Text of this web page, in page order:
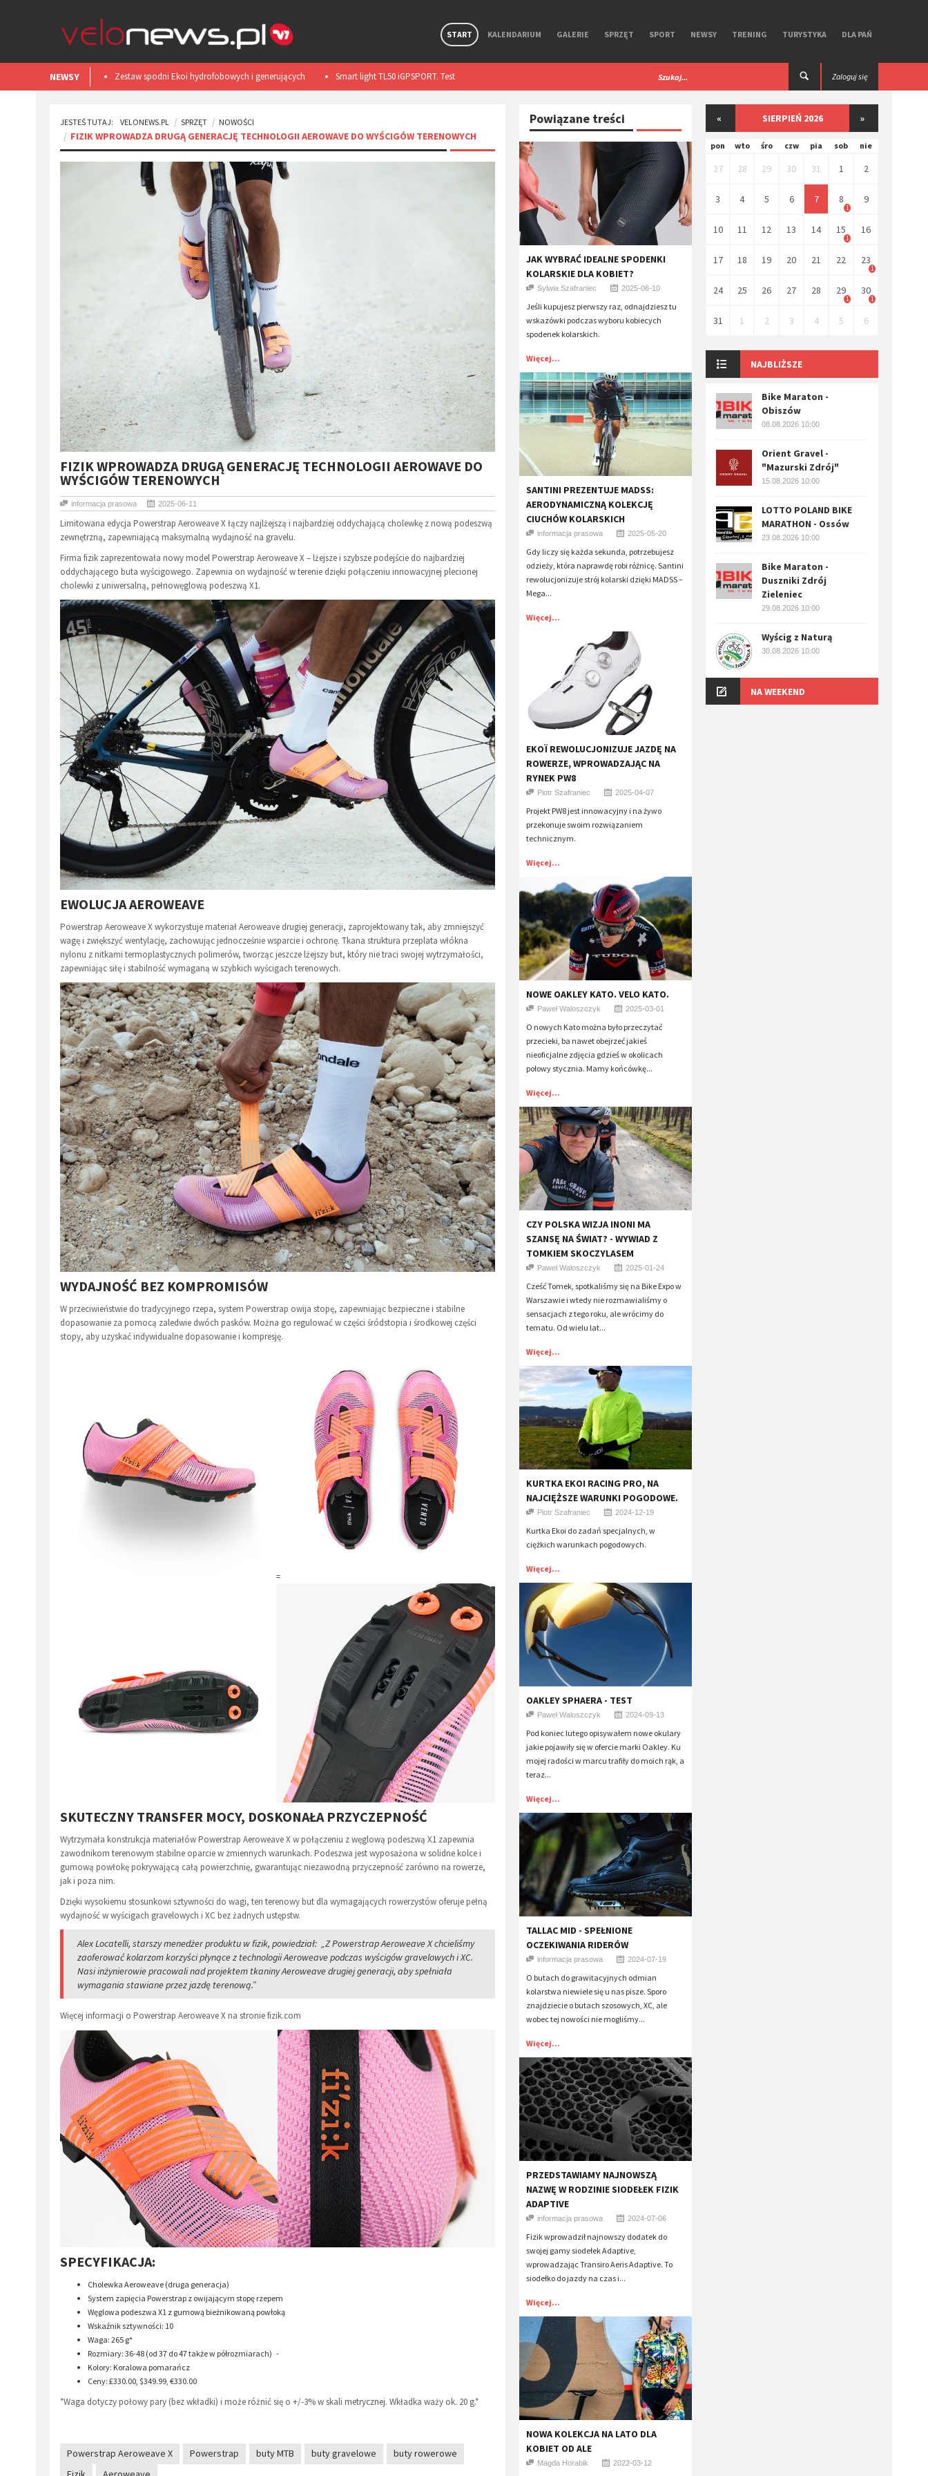
START KALENDARIUM GALERIE SPRZĘT SPORT NEWSY TRENING TURYSTYKA DLA PAŃ
NEWSY Smart light TL50 iGPSPORT. Test
Premierowy, symbiotyczny zestaw R Aero i Aerolite od
Ekoi.
Wolfpack Gravel Super Speed. Test
​Unbound Gravel 2026. Miłość i
Kansas.
Zaloguj się
JESTEŚ TUTAJ: VELONEWS.PL SPRZĘT NOWOŚCI
FIZIK WPROWADZA DRUGĄ GENERACJĘ TECHNOLOGII AEROWAVE DO WYŚCIGÓW TERENOWYCH
FIZIK WPROWADZA DRUGĄ GENERACJĘ TECHNOLOGII AEROWAVE DO
WYŚCIGÓW TERENOWYCH
informacja prasowa 2025-06-11
Limitowana edycja Powerstrap Aeroweave X łączy najlżejszą i najbardziej oddychającą cholewkę z nową podeszwą
zewnętrzną, zapewniającą maksymalną wydajność na gravelu.
Firma fizik zaprezentowała nowy model Powerstrap Aeroweave X – lżejsze i szybsze podejście do najbardziej
oddychającego buta wyścigowego. Zapewnia on wydajność w terenie dzięki połączeniu innowacyjnej plecionej
cholewki z uniwersalną, pełnowęglową podeszwą X1.
EWOLUCJA AEROWEAVE
Powerstrap Aeroweave X wykorzystuje materiał Aeroweave drugiej generacji, zaprojektowany tak, aby zmniejszyć
wagę i zwiększyć wentylację, zachowując jednocześnie wsparcie i ochronę. Tkana struktura przeplata włókna
nylonu z nitkami termoplastycznych polimerów, tworząc jeszcze lżejszy but, który nie traci swojej wytrzymałości,
zapewniając siłę i stabilność wymaganą w szybkich wyścigach terenowych.
WYDAJNOŚĆ BEZ KOMPROMISÓW
W przeciwieństwie do tradycyjnego rzepa, system Powerstrap owija stopę, zapewniając bezpieczne i stabilne
dopasowanie za pomocą zaledwie dwóch pasków. Można go regulować w części śródstopia i środkowej części
stopy, aby uzyskać indywidualne dopasowanie i kompresję.
=
SKUTECZNY TRANSFER MOCY, DOSKONAŁA PRZYCZEPNOŚĆ
Wytrzymała konstrukcja materiałów Powerstrap Aeroweave X w połączeniu z węglową podeszwą X1 zapewnia
zawodnikom terenowym stabilne oparcie w zmiennych warunkach. Podeszwa jest wyposażona w solidne kolce i
gumową powłokę pokrywającą całą powierzchnię, gwarantując niezawodną przyczepność zarówno na rowerze,
jak i poza nim.
Dzięki wysokiemu stosunkowi sztywności do wagi, ten terenowy but dla wymagających rowerzystów oferuje pełną
wydajność w wyścigach gravelowych i XC bez żadnych ustępstw.
Alex Locatelli, starszy menedżer produktu w fizik, powiedział: „Z Powerstrap Aeroweave X chcieliśmy
zaoferować kolarzom korzyści płynące z technologii Aeroweave podczas wyścigów gravelowych i XC.
Nasi inżynierowie pracowali nad projektem tkaniny Aeroweave drugiej generacji, aby spełniała
wymagania stawiane przez jazdę terenową.”
Więcej informacji o Powerstrap Aeroweave X na stronie fizik.com
SPECYFIKACJA:
Cholewka Aeroweave (druga generacja)
System zapięcia Powerstrap z owijającym stopę rzepem
Węglowa podeszwa X1 z gumową bieżnikowaną powłoką
Wskaźnik sztywności: 10
Waga: 265 g*
Rozmiary: 36-48 (od 37 do 47 także w półrozmiarach) -
Kolory: Koralowa pomarańcz
Ceny: £330.00, $349.99, €330.00
*Waga dotyczy połowy pary (bez wkładki) i może różnić się o +/-3% w skali metrycznej. Wkładka waży ok. 20 g.*
Powerstrap Aeroweave X Powerstrap buty MTB buty gravelowe
buty rowerowe
Powiązane treści
​JAK WYBRAĆ IDEALNE SPODENKI
KOLARSKIE DLA KOBIET?
Sylwia Szafraniec 2025-06-10
Jeśli kupujesz pierwszy raz, odnajdziesz tu
wskazówki podczas wyboru kobiecych
spodenek kolarskich.
Więcej...
SANTINI PREZENTUJE MADSS:
AERODYNAMICZNĄ KOLEKCJĘ
CIUCHÓW KOLARSKICH
informacja prasowa 2025-05-20
Gdy liczy się każda sekunda, potrzebujesz
odzieży, która naprawdę robi różnicę. Santini
rewolucjonizuje strój kolarski dzięki MADSS –
Mega...
Więcej...
​EKOÏ REWOLUCJONIZUJE JAZDĘ NA
ROWERZE, WPROWADZAJĄC NA
RYNEK PW8
Piotr Szafraniec 2025-04-07
Projekt PW8 jest innowacyjny i na żywo
przekonuje swoim rozwiązaniem
technicznym.
Więcej...
NOWE OAKLEY KATO. VELO KATO.
Paweł Waloszczyk 2025-03-01
O nowych Kato można było przeczytać
przecieki, ba nawet obejrzeć jakieś
nieoficjalne zdjęcia gdzieś w okolicach
połowy stycznia. Mamy końcówkę...
Więcej...
CZY POLSKA WIZJA INONI MA
SZANSĘ NA ŚWIAT? - WYWIAD Z
TOMKIEM SKOCZYLASEM
Paweł Waloszczyk 2025-01-24
Cześć Tomek, spotkaliśmy się na Bike Expo w
Warszawie i wtedy nie rozmawialiśmy o
sensacjach z tego roku, ale wrócimy do
tematu. Od wielu lat...
Więcej...
KURTKA EKOI RACING PRO, NA
NAJCIĘŻSZE WARUNKI POGODOWE.
Piotr Szafraniec 2024-12-19
Kurtka Ekoi do zadań specjalnych, w
ciężkich warunkach pogodowych.
Więcej...
OAKLEY SPHAERA - TEST
Paweł Waloszczyk 2024-09-13
Pod koniec lutego opisywałem nowe okulary
jakie pojawiły się w ofercie marki Oakley. Ku
mojej radości w marcu trafiły do moich rąk, a
teraz...
Więcej...
TALLAC MID - SPEŁNIONE
OCZEKIWANIA RIDERÓW
informacja prasowa 2024-07-19
O butach do grawitacyjnych odmian
kolarstwa niewiele się u nas pisze. Sporo
znajdziecie o butach szosowych, XC, ale
wobec tej nowości nie mogliśmy...
Więcej...
​PRZEDSTAWIAMY NAJNOWSZĄ
NAZWĘ W RODZINIE SIODEŁEK FIZIK
ADAPTIVE
informacja prasowa 2024-07-06
Fizik wprowadził najnowszy dodatek do
swojej gamy siodełek Adaptive,
wprowadzając Transiro Aeris Adaptive. To
siodełko do jazdy na czas i...
Więcej...
NOWA KOLEKCJA NA LATO DLA
KOBIET OD ALE
Magda Horabik 2022-03-12
« SIERPIEŃ 2026 »
pon wto śro czw pia sob nie
27 28 29 30 31 1 2
3 4 5 6 7 8
1
9
10 11 12 13 14 15
1
16
17 18 19 20 21 22 23
1
24 25 26 27 28 29
1
30
1
31 1 2 3 4 5 6
NAJBLIŻSZE
Bike Maraton -
Obiszów
08.08.2026 10:00
Orient Gravel -
"Mazurski Zdrój"
15.08.2026 10:00
LOTTO POLAND BIKE
MARATHON - Ossów
23.08.2026 10:00
Bike Maraton -
Duszniki Zdrój
Zieleniec
29.08.2026 10:00
Wyścig z Naturą
30.08.2026 10:00
NA WEEKEND